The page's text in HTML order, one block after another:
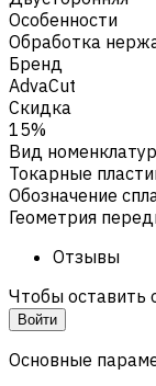
Особенности
Обработка
Бренд
AdvaCut
Скидка
15%
Вид
Токарные
Обозначение
Геометрия
Отзывы
Чтобы оставить
Войти
Основные